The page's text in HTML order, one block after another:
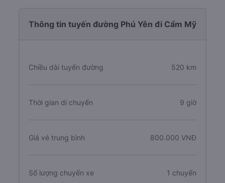
Thông tin tuyến đường Phú Yên đi Cẩm Mỹ
Chiều dài tuyến đường 520 km
Thời gian di chuyển 9 giờ
Giá vé trung bình 800.000 VNĐ
Số lượng chuyến xe 1 chuyến